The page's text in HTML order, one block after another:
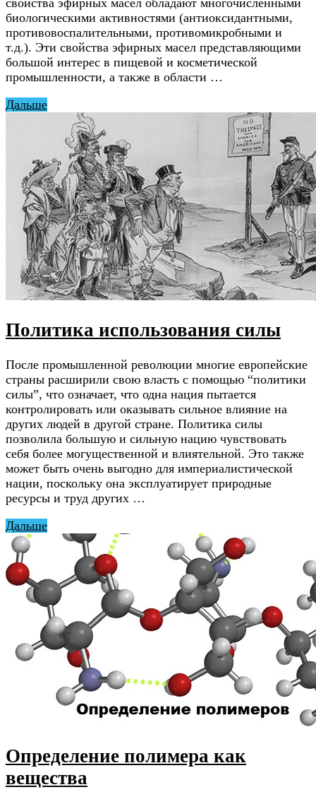
биологическими активностями (антиоксидантными,
противовоспалительными, противомикробными и
т.д.). Эти свойства эфирных масел представляющими
большой интерес в пищевой и косметической
промышленности, а также в области …
Дальше
Политика использования силы
После промышленной революции многие европейские
страны расширили свою власть с помощью “политики
силы”, что означает, что одна нация пытается
контролировать или оказывать сильное влияние на
других людей в другой стране. Политика силы
позволила большую и сильную нацию чувствовать
себя более могущественной и влиятельной. Это также
может быть очень выгодно для империалистической
нации, поскольку она эксплуатирует природные
ресурсы и труд других …
Дальше
Определение полимера как
вещества